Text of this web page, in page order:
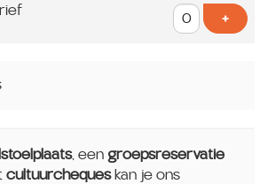
+Voeg
, een groepsreservatie
cultuurchequeskan je ons